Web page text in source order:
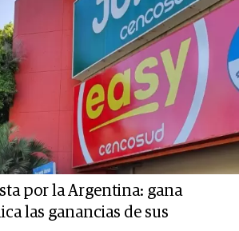
por la Argentina: gana
las ganancias de sus